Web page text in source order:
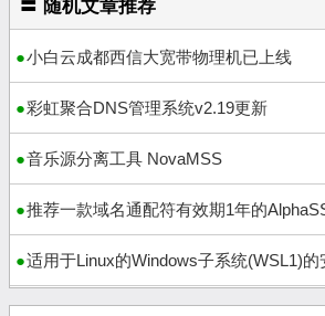
〓 随机文章推荐
小白云成都西信大宽带物理机已上线
彩虹聚合DNS管理系统v2.19更新
音乐源分离工具 NovaMSS
推荐一款域名通配符有效期1年的
适用于Linux的Windows子系统(WSL1)